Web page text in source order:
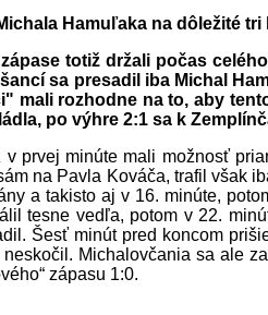
Hamuľaka na dôležité tri
totiž držali počas
sa presadil iba Michal
mali rozhodne na to, aby
po výhre 2:1 sa k
prvej minúte mali možnosť
na Pavla Kováča, trafil však
a takisto aj v 16. minúte,
tesne vedľa, potom v 22.
Šesť minút pred koncom
Michalovčania sa ale
zápasu 1:0.